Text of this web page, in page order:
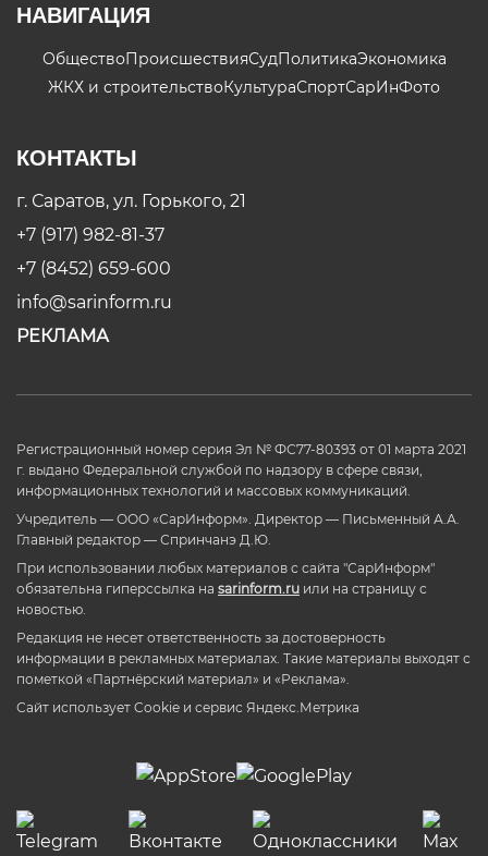
НАВИГАЦИЯ
ОбществоПроисшествияСудПолитикаЭкономика
ЖКХ и строительствоКультураСпортСарИнФото
КОНТАКТЫ
г. Саратов, ул. Горького, 21
+7 (917) 982-81-37
+7 (8452) 659-600
info@sarinform.ru
РЕКЛАМА
Регистрационный номер серия Эл № ФС77-80393 от 01 марта 2021
г. выдано Федеральной службой по надзору в сфере связи,
информационных технологий и массовых коммуникаций.
Учредитель — ООО «СарИнформ». Директор — Письменный А.А.
Главный редактор — Спринчанэ Д.Ю.
При использовании любых материалов с сайта "СарИнформ"
обязательна гиперссылка на sarinform.ru или на страницу с
новостью.
Редакция не несет ответственность за достоверность
информации в рекламных материалах. Такие материалы выходят с
пометкой «Партнёрский материал» и «Реклама».
Сайт использует Cookie и сервиc Яндекс.Метрика